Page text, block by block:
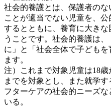
最近の投稿
【イベント】4/26 移動
のためにできること、
協議会20周年記念企画
から鶴見小学校の活動
しい賑わいづくり」の
もオンライン特別参加